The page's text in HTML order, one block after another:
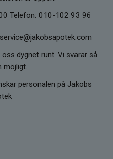
Telefon: 010-102 93 96
dygnet runt. Vi svarar så
möjligt.
personalen på Jakobs